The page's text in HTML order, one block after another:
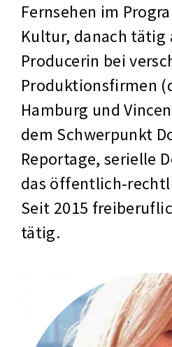
Fernsehen im
Kultur, danach tätig
Producerin bei
Produktionsfirmen
Hamburg und
dem Schwerpunkt
Reportage, serielle
das öffentlich-
Seit 2015
tätig.